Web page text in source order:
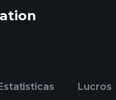
Lucros